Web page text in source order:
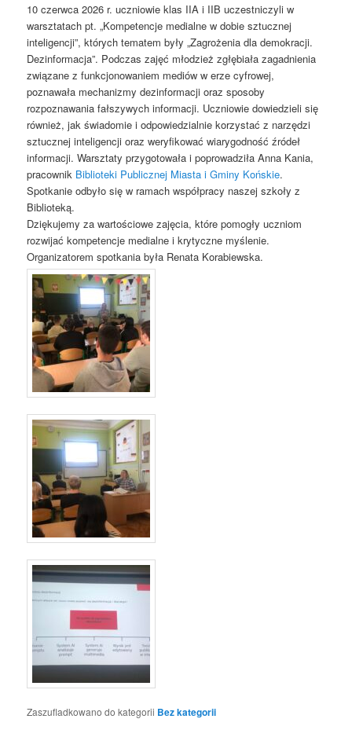
10 czerwca 2026 r. uczniowie klas IIA i IIB uczestniczyli w
warsztatach pt. „Kompetencje medialne w dobie sztucznej
inteligencji”, których tematem były „Zagrożenia dla demokracji.
Dezinformacja”. Podczas zajęć młodzież zgłębiała zagadnienia
związane z funkcjonowaniem mediów w erze cyfrowej,
poznawała mechanizmy dezinformacji oraz sposoby
rozpoznawania fałszywych informacji. Uczniowie dowiedzieli się
również, jak świadomie i odpowiedzialnie korzystać z narzędzi
sztucznej inteligencji oraz weryfikować wiarygodność źródeł
informacji. Warsztaty przygotowała i poprowadziła Anna Kania,
pracownik Biblioteki Publicznej Miasta i Gminy Końskie.
Spotkanie odbyło się w ramach współpracy naszej szkoły z
Biblioteką.
Dziękujemy za wartościowe zajęcia, które pomogły uczniom
rozwijać kompetencje medialne i krytyczne myślenie.
Organizatorem spotkania była Renata Korabiewska.
Zaszufladkowano do kategorii Bez kategorii